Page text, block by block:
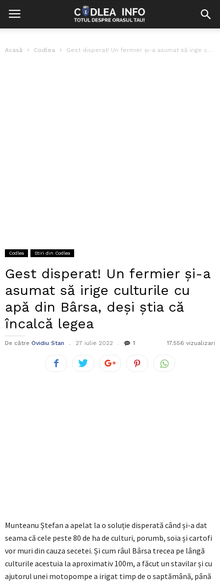
Acasă Codlea Gest disperat! Un fermier și-a asumat să irige culturile cu apă din...
Codlea Stiri din Codlea
Gest disperat! Un fermier și-a
asumat să irige culturile cu
apă din Bârsa, deși știa că
încalcă legea
De către Ovidiu Stan 27 iulie 2022 1 17.556 vizualizari
Munteanu Ștefan a apelat la o soluție disperată când și-a dat
seama că cele peste 80 de ha de culturi, porumb, soia și cartofi
vor muri din cauza secetei. Și cum râul Bârsa trecea pe lângă
culturile acestuia la aproximativ 100m, a făcut un stavilar și cu
ajutorul unei motopompe a irigat timp de o saptămână, până